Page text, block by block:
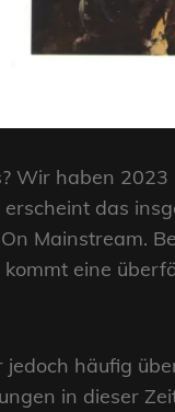
Wir haben
das
Mainstream.
eine
häufig
in dieser